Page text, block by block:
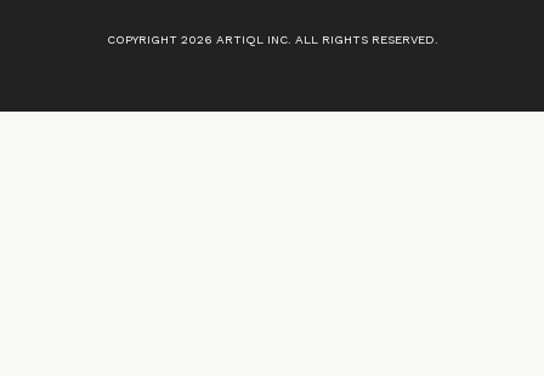
COPYRIGHT 2026 ARTIQL INC. ALL RIGHTS RESERVED.